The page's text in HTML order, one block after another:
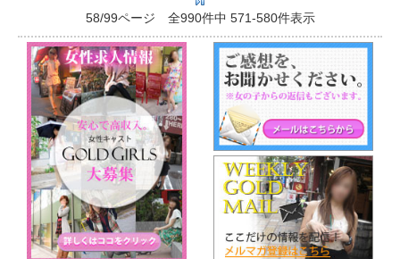
58/99ページ 全990件中 571-580件表示